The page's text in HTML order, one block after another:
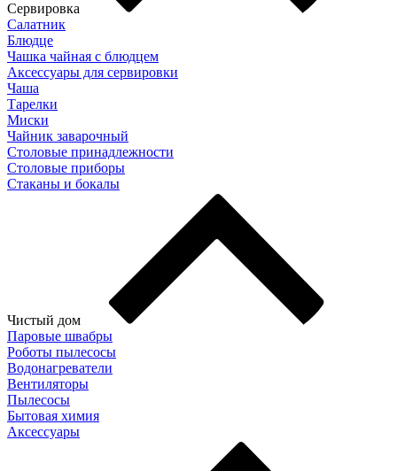
Сервировка
Салатник
Блюдце
Чашка чайная с блюдцем
Аксессуары для сервировки
Чаша
Тарелки
Миски
Чайник заварочный
Столовые принадлежности
Столовые приборы
Стаканы и бокалы
Чистый дом
Паровые швабры
Роботы пылесосы
Водонагреватели
Вентиляторы
Пылесосы
Бытовая химия
Аксессуары